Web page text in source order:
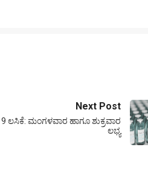
Next Post
ಮಂಗಳವಾರ ಹಾಗೂ ಶುಕ್ರವಾರ
ಲಭ್ಯ